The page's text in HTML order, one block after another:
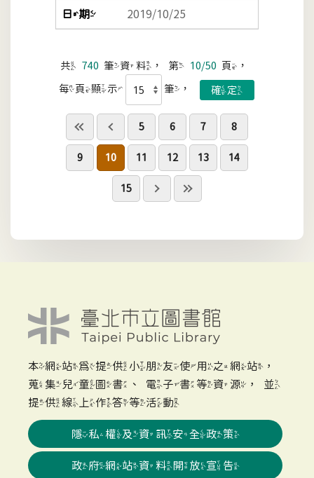
2019/10/25
共 740 筆資料，第 10/50 頁，
每頁顯示 筆，
5 6 7 8
9 10 11 12 13 14
15
本網站為提供小朋友使用之網站，
蒐集兒童圖書、電子書等資源，並
提供線上作答等活動
隱私權及資訊安全政策
政府網站資料開放宣告